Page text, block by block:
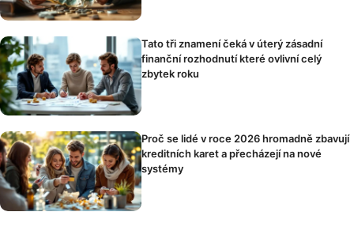
Tato tři znamení čeká v úterý zásadní
finanční rozhodnutí které ovlivní celý
zbytek roku
Proč se lidé v roce 2026 hromadně zbavují
kreditních karet a přecházejí na nové
systémy